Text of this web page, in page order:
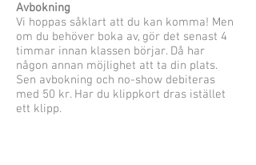
Avbokning
Vi hoppas såklart att du kan komma! Men
om du behöver boka av, gör det senast 4
timmar innan klassen börjar. Då har
någon annan möjlighet att ta din plats.
Sen avbokning och no-show debiteras
med 50 kr. Har du klippkort dras istället
ett klipp.